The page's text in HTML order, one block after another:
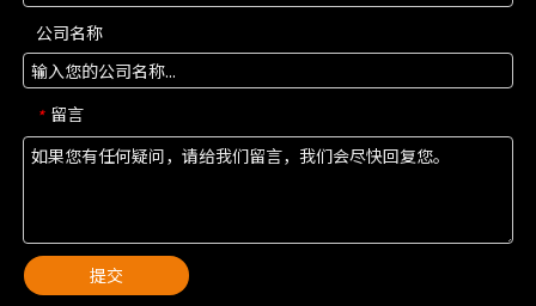
公司名称
* 留言
提交